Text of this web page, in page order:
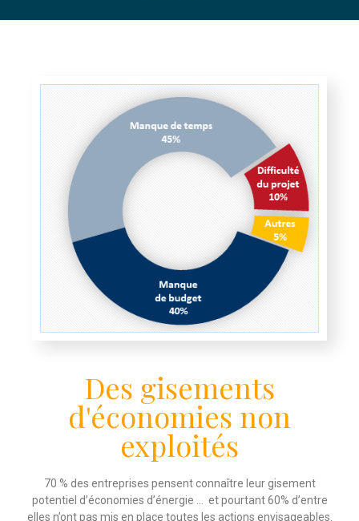
Des gisements
d'économies non
exploités
70 % des entreprises pensent connaître leur gisement
potentiel d’économies d’énergie … et pourtant 60% d’entre
elles n’ont pas mis en place toutes les actions envisageables.